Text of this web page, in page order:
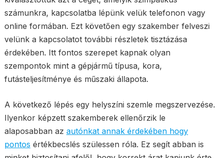
számunkra, kapcsolatba lépünk velük telefonon vagy
online formában. Ezt követően egy szakember felveszi
velünk a kapcsolatot további részletek tisztázása
érdekében. Itt fontos szerepet kapnak olyan
szempontok mint a gépjármű típusa, kora,
futásteljesítménye és műszaki állapota.
A következő lépés egy helyszíni szemle megszervezése.
Ilyenkor képzett szakemberek ellenőrzik le
alaposabban az autónkat annak érdekében hogy
pontos értékbecslés szülessen róla. Ez segít abban is